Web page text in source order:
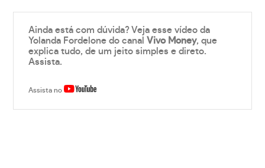
Ainda está com dúvida? Veja esse vídeo da
Yolanda Fordelone do canalVivo Money, que
explica tudo, de um jeito simples e direto.
Assista.
Assista no